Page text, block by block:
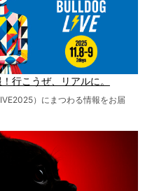
行こうぜ、リアルに。
）にまつわる情報をお届